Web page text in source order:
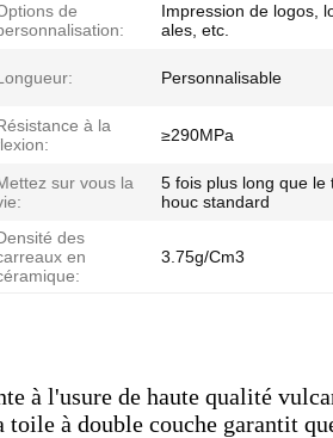
de
Impression de logos,
ales, etc.
Personnalisable
à la
≥290MPa
sur vous la
5 fois plus long que le
houc standard
des
en
3.75g/Cm3
à l'usure de haute qualité
à double couche garantit